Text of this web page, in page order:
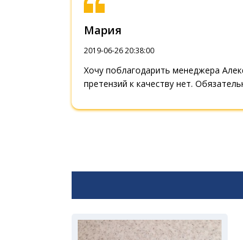
Мария
2019-06-26 20:38:00
Хочу поблагодарить менеджера
претензий к качеству нет.